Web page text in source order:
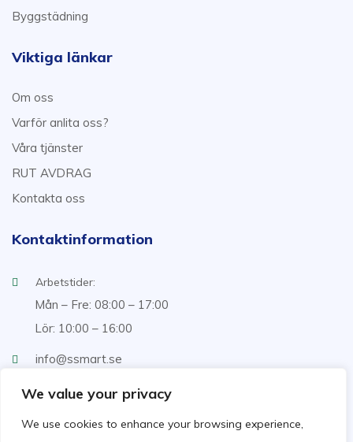
We value your privacy
We use cookies to enhance your browsing experience,
Byggstädning
Viktiga länkar
Om oss
Varför anlita oss?
Våra tjänster
RUT AVDRAG
Kontakta oss
Kontaktinformation
Arbetstider:
Mån – Fre: 08:00 – 17:00
Lör: 10:00 – 16:00
info@ssmart.se
+46707322222